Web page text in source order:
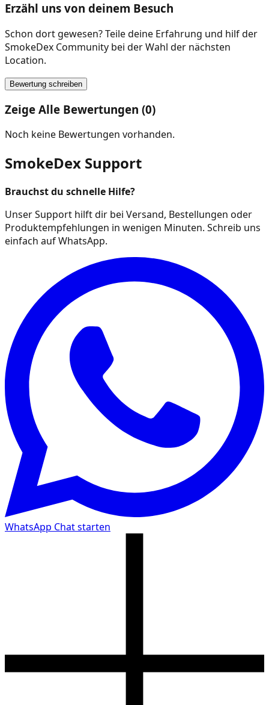
Erzähl uns von deinem Besuch
Schon dort gewesen? Teile deine Erfahrung und hilf der
SmokeDex Community bei der Wahl der nächsten
Location.
Bewertung schreiben
Zeige Alle Bewertungen (0)
Noch keine Bewertungen vorhanden.
SmokeDex Support
Brauchst du schnelle Hilfe?
Unser Support hilft dir bei Versand, Bestellungen oder
Produktempfehlungen in wenigen Minuten. Schreib uns
einfach auf WhatsApp.
WhatsApp Chat starten